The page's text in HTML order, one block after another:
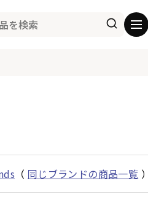
（ 同じブランドの商品一覧 ）